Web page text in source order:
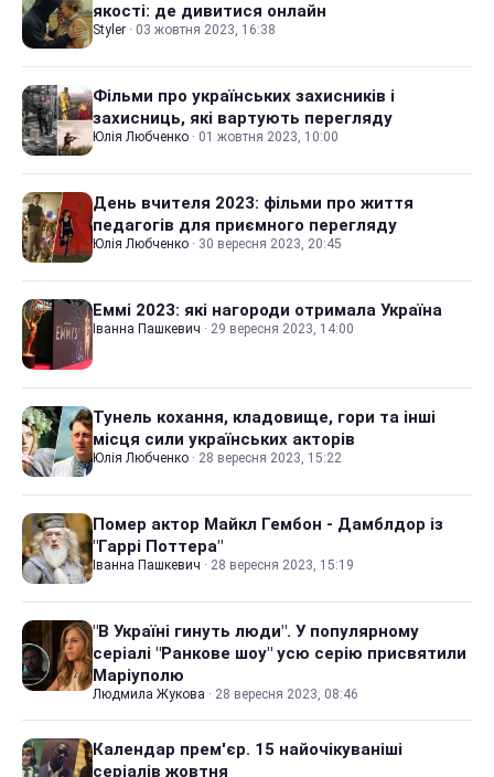
якості: де дивитися онлайн
Styler · 03 жовтня 2023, 16:38
Фільми про українських захисників і
захисниць, які вартують перегляду
Юлія Любченко · 01 жовтня 2023, 10:00
День вчителя 2023: фільми про життя
педагогів для приємного перегляду
Юлія Любченко · 30 вересня 2023, 20:45
Еммі 2023: які нагороди отримала Україна
Іванна Пашкевич · 29 вересня 2023, 14:00
Тунель кохання, кладовище, гори та інші
місця сили українських акторів
Юлія Любченко · 28 вересня 2023, 15:22
Помер актор Майкл Гембон - Дамблдор із
"Гаррі Поттера"
Іванна Пашкевич · 28 вересня 2023, 15:19
"В Україні гинуть люди". У популярному
серіалі "Ранкове шоу" усю серію присвятили
Маріуполю
Людмила Жукова · 28 вересня 2023, 08:46
Календар прем'єр. 15 найочікуваніші
серіалів жовтня